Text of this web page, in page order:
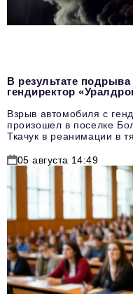
В результате
гендиректор
Взрыв автомобиля с
произошел в поселке
Ткачук в реанимации в
05 августа 14:49